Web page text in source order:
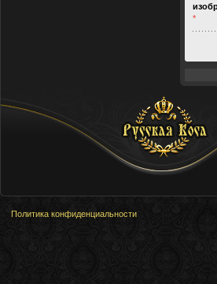
*
Русская Коса
Политика конфиденциальности